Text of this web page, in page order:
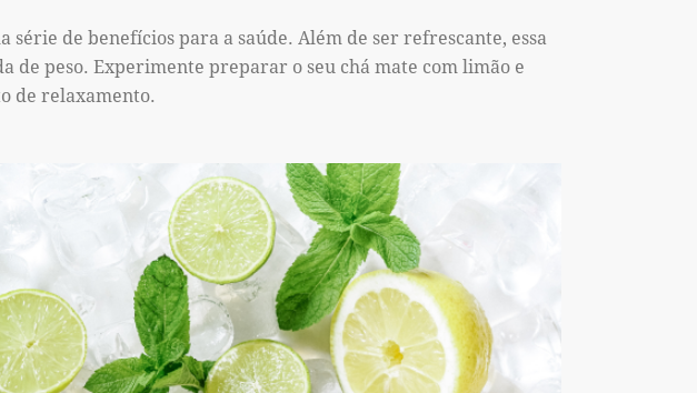
de benefícios para a saúde. Além de ser refrescante, essa
peso. Experimente preparar o seu chá mate com limão e
de relaxamento.